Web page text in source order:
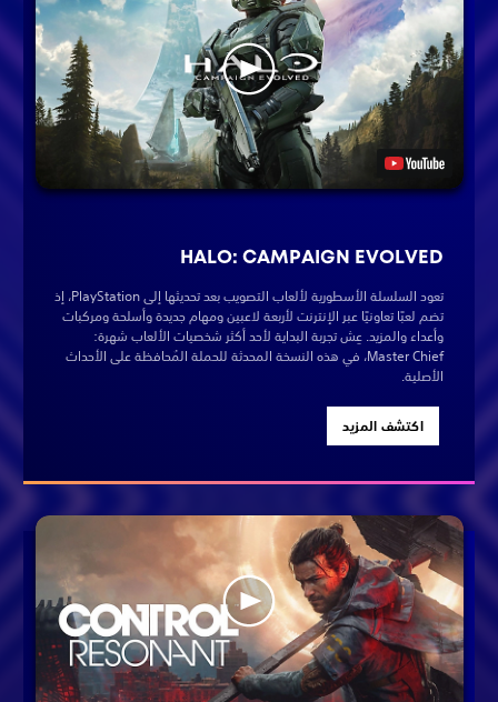
HALO: CAMPAIGN EVOLVED
تعود السلسلة الأسطورية لألعاب التصويب بعد تحديثها إلى PlayStation، إذ
تضم لعبًا تعاونيًا عبر الإنترنت لأربعة لاعبين ومهام جديدة وأسلحة ومركبات
وأعداء والمزيد. عِش تجربة البداية لأحد أكثر شخصيات الألعاب شهرة:
Master Chief، في هذه النسخة المحدثة للحملة المُحافظة على الأحداث
الأصلية.
اكتشف المزيد